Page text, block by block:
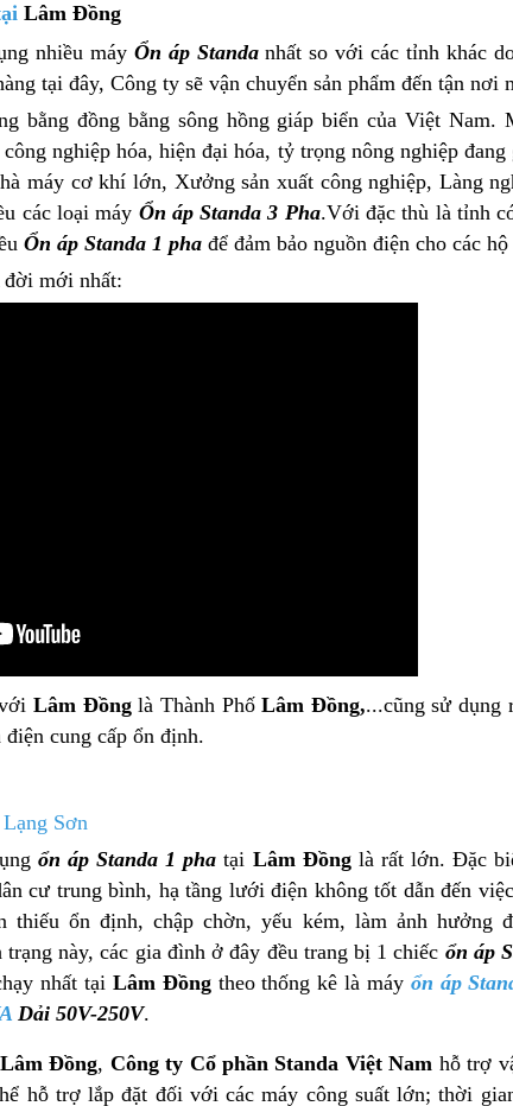
Lâm Đồng
nhiều máy Ổn áp Standanhất so với các tỉnh khác
tại đây, Công ty sẽ vận chuyển sản phẩm đến tận
bằng đồng bằng sông hồng giáp biển của Việt
công nghiệp hóa, hiện đại hóa, tỷ trọng nông nghiệp
máy cơ khí lớn, Xưởng sản xuất công nghiệp, Làng
các loại máy Ổn áp Standa 3 Pha.Với đặc thù là tỉnh
Ổn áp Standa 1 pha để đảm bảo nguồn điện cho các
mới nhất:
Lâm Đồnglà Thành PhốLâm Đồng,...cũng sử dụng
điện cung cấp ổn định.
Sơn
ổn áp Standa 1 pha tại Lâm Đồnglà rất lớn. Đặc
cư trung bình, hạ tầng lưới điện không tốt dẫn đến
thiếu ổn định, chập chờn, yếu kém, làm ảnh hưởng
này, các gia đình ở đây đều trang bị 1 chiếc ổn áp
nhất tại Lâm Đồngtheo thống kê là máy ổn áp
Dải 50V-250V.
Lâm Đồng, Công ty Cổ phần Standa Việt Nam hỗ trợ
hỗ trợ lắp đặt đối với các máy công suất lớn; thời
12.000.000₫